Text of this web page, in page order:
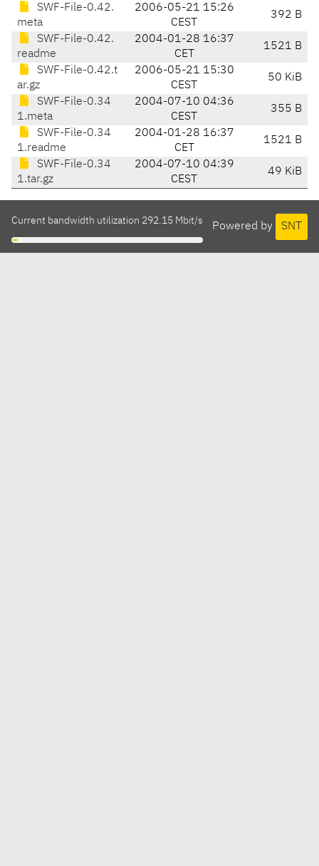
SWF-File-0.42.
meta
2006-05-21 15:26
CEST
392 B
SWF-File-0.42.
readme
2004-01-28 16:37
CET
1521 B
SWF-File-0.42.t
ar.gz
2006-05-21 15:30
CEST
50 KiB
SWF-File-0.34
1.meta
2004-07-10 04:36
CEST
355 B
SWF-File-0.34
1.readme
2004-01-28 16:37
CET
1521 B
SWF-File-0.34
1.tar.gz
2004-07-10 04:39
CEST
49 KiB
Powered by SNT
Current bandwidth utilization 292.15 Mbit/s